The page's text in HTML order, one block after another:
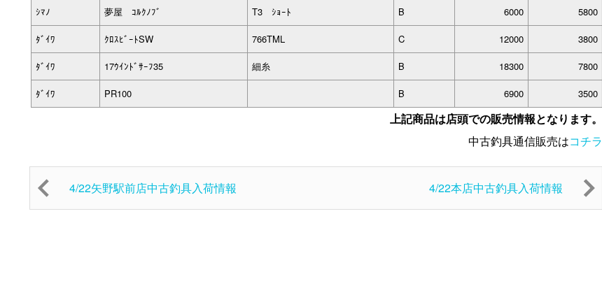
ｼﾏﾉ 夢屋 ｺﾙｸﾉﾌﾞ T3 ｼｮｰﾄ B 6000 5800
ﾀﾞｲﾜ ｸﾛｽﾋﾞｰﾄSW 766TML C 12000 3800
ﾀﾞｲﾜ 17ｳｲﾝﾄﾞｻｰﾌ35 細糸 B 18300 7800
ﾀﾞｲﾜ PR100 B 6900 3500
上記商品は店頭での販売情報となります。
中古釣具通信販売はコチラ
4/22矢野駅前店中古釣具入荷情報 4/22本店中古釣具入荷情報